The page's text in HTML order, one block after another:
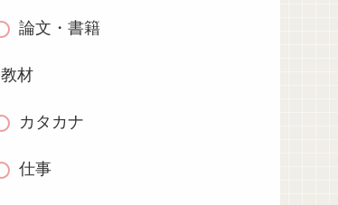
論文・書籍
教材
カタカナ
仕事